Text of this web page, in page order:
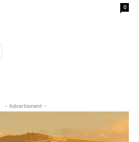
0
- Advertisment -